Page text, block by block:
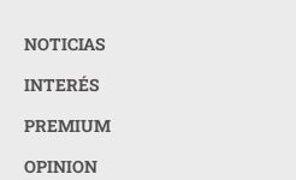
NOTICIAS
INTERÉS
PREMIUM
OPINION